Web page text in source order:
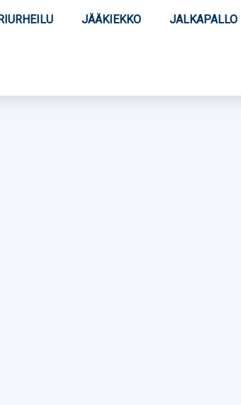
JÄÄKIEKKO JALKAPALLO